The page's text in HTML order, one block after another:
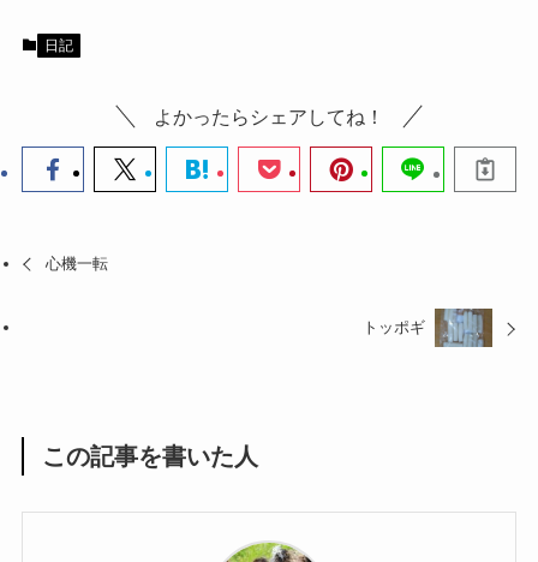
日記
よかったらシェアしてね！
心機一転
トッポギ
この記事を書いた人